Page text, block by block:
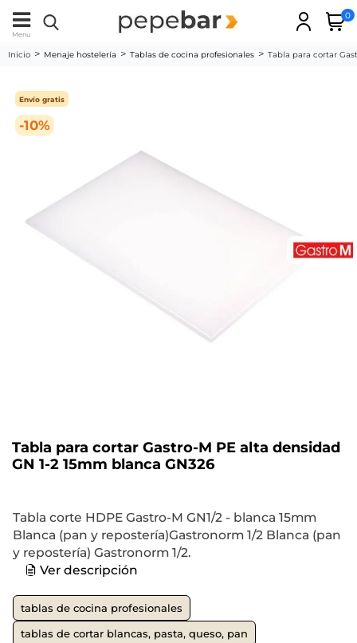
Menu
0
Inicio Menaje hostelería Tablas de cocina profesionales Tabla para cortar
-10%
Envío gratis
Tabla para cortar Gastro-M PE alta densidad
GN 1-2 15mm blanca GN326
Tabla corte HDPE Gastro-M GN1/2 - blanca 15mm
Blanca (pan y repostería)Gastronorm 1/2 Blanca (pan
y repostería) Gastronorm 1/2.
Ver descripción
tablas de cocina profesionales
tablas de cortar blancas, pasta, queso, pan